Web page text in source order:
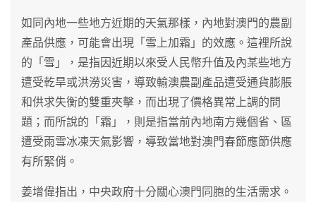
如同內地一些地方近期的天氣那樣，內地對澳門的農副
產品供應，可能會出現「雪上加霜」的效應。這裡所說
的「雪」，是指因近期以來受人民幣升值及內某些地方
遭受乾旱或洪澇災害，導致輸澳農副產品遭受通貨膨脹
和供求失衡的雙重夾擊，而出現了價格異常上調的問
題；而所說的「霜」，則是指當前內地南方幾個省、區
遭受雨雪冰凍天氣影響，導致當地對澳門春節應節供應
有所緊俏。
姜增偉指出，中央政府十分關心澳門同胞的生活需求。